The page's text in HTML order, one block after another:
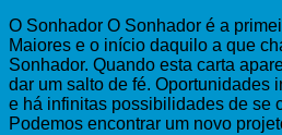
O Sonhador O Sonhador é a
Maiores e o início daquilo a que
Sonhador. Quando esta carta
dar um salto de fé. Oportunidades
e há infinitas possibilidades de se
Podemos encontrar um novo